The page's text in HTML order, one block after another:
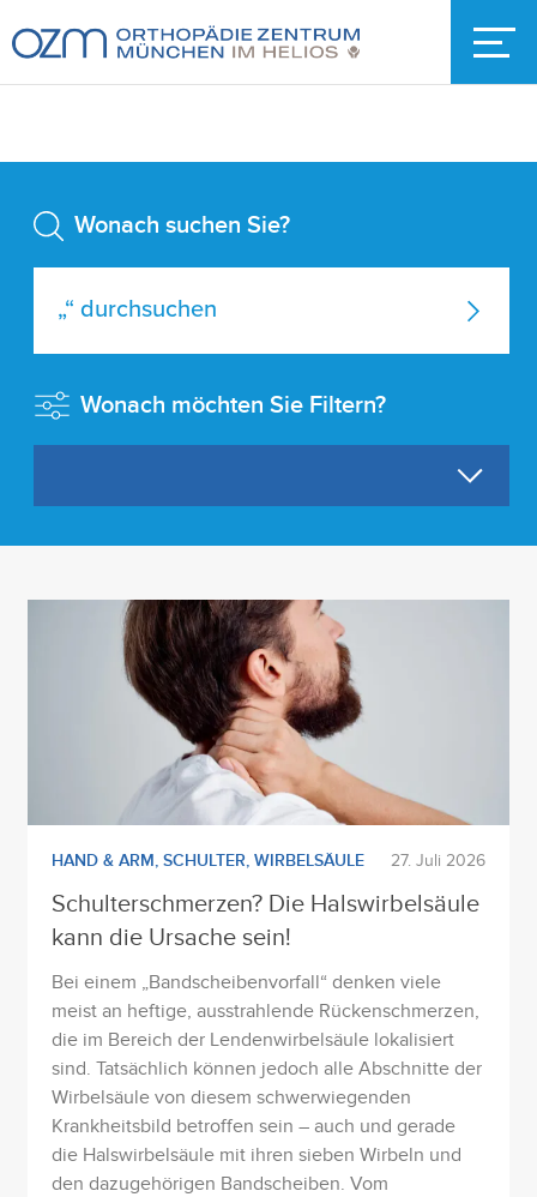
Wonach suchen Sie?
Wonach möchten Sie Filtern?
HAND & ARM, SCHULTER, WIRBELSÄULE 27. Juli 2026
Schulterschmerzen? Die Halswirbelsäule
kann die Ursache sein!
Bei einem „Bandscheibenvorfall“ denken viele
meist an heftige, ausstrahlende Rückenschmerzen,
die im Bereich der Lendenwirbelsäule lokalisiert
sind. Tatsächlich können jedoch alle Abschnitte der
Wirbelsäule von diesem schwerwiegenden
Krankheitsbild betroffen sein – auch und gerade
die Halswirbelsäule mit ihren sieben Wirbeln und
den dazugehörigen Bandscheiben. Vom